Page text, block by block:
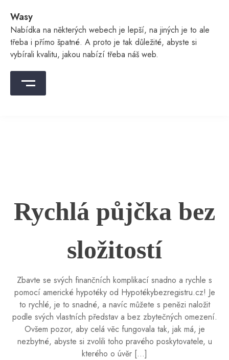
content
Wasy
Nabídka na některých webech je lepší, na jiných je to ale
třeba i přímo špatné. A proto je tak důležité, abyste si
vybírali kvalitu, jakou nabízí třeba náš web.
Rychlá půjčka bez
složitostí
Zbavte se svých finančních komplikací snadno a rychle s
pomocí americké hypotéky od Hypotékybezregistru.cz! Je
to rychlé, je to snadné, a navíc můžete s penězi naložit
podle svých vlastních představ a bez zbytečných omezení.
Ovšem pozor, aby celá věc fungovala tak, jak má, je
nezbytné, abyste si zvolili toho pravého poskytovatele, u
kterého o úvěr […]